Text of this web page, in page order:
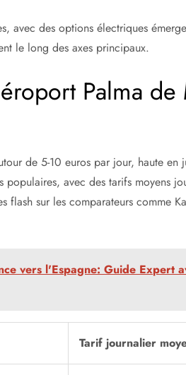
avec des options électriques
le long des axes principaux.
Palma
de 5-10 euros par jour, haute en
avec des tarifs moyens
flash sur les comparateurs comme
vers l'Espagne: Guide Expert
Tarif journalier